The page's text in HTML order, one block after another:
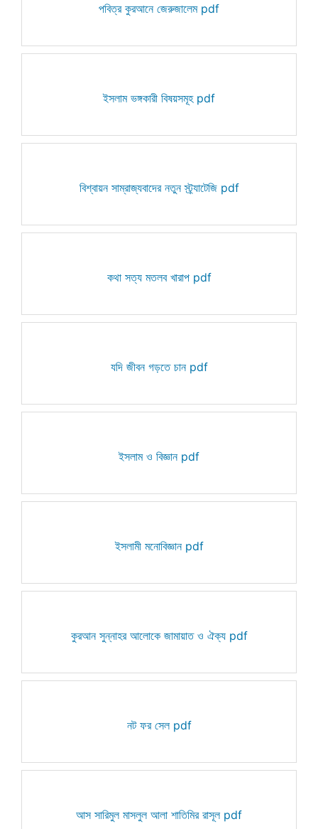
পবিত্র কুরআনে জেরুজালেম pdf
ইসলাম ভঙ্গকারী বিষয়সমূহ pdf
বিশ্বায়ন সাম্রাজ্যবাদের নতুন স্ট্র্যাটেজি pdf
কথা সত্য মতলব খারাপ pdf
যদি জীবন গড়তে চান pdf
ইসলাম ও বিজ্ঞান pdf
ইসলামী মনোবিজ্ঞান pdf
কুরআন সুন্নাহর আলোকে জামায়াত ও ঐক্য pdf
নট ফর সেল pdf
আস সারিমুল মাসলুল আলা শাতিমির রাসূল pdf